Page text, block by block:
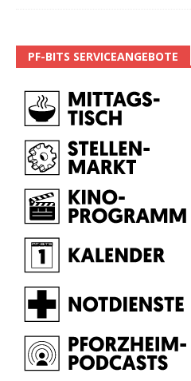
PF-BITS SERVICEANGEBOTE